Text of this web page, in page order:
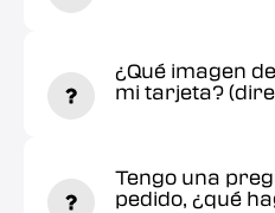
¿Qué imagen
mi tarjeta?
Tengo una
pedido, ¿qué